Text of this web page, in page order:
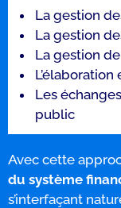
La gestion
La gestion
La gestion
Les
public
Avec cette
du système
s’interfaçant